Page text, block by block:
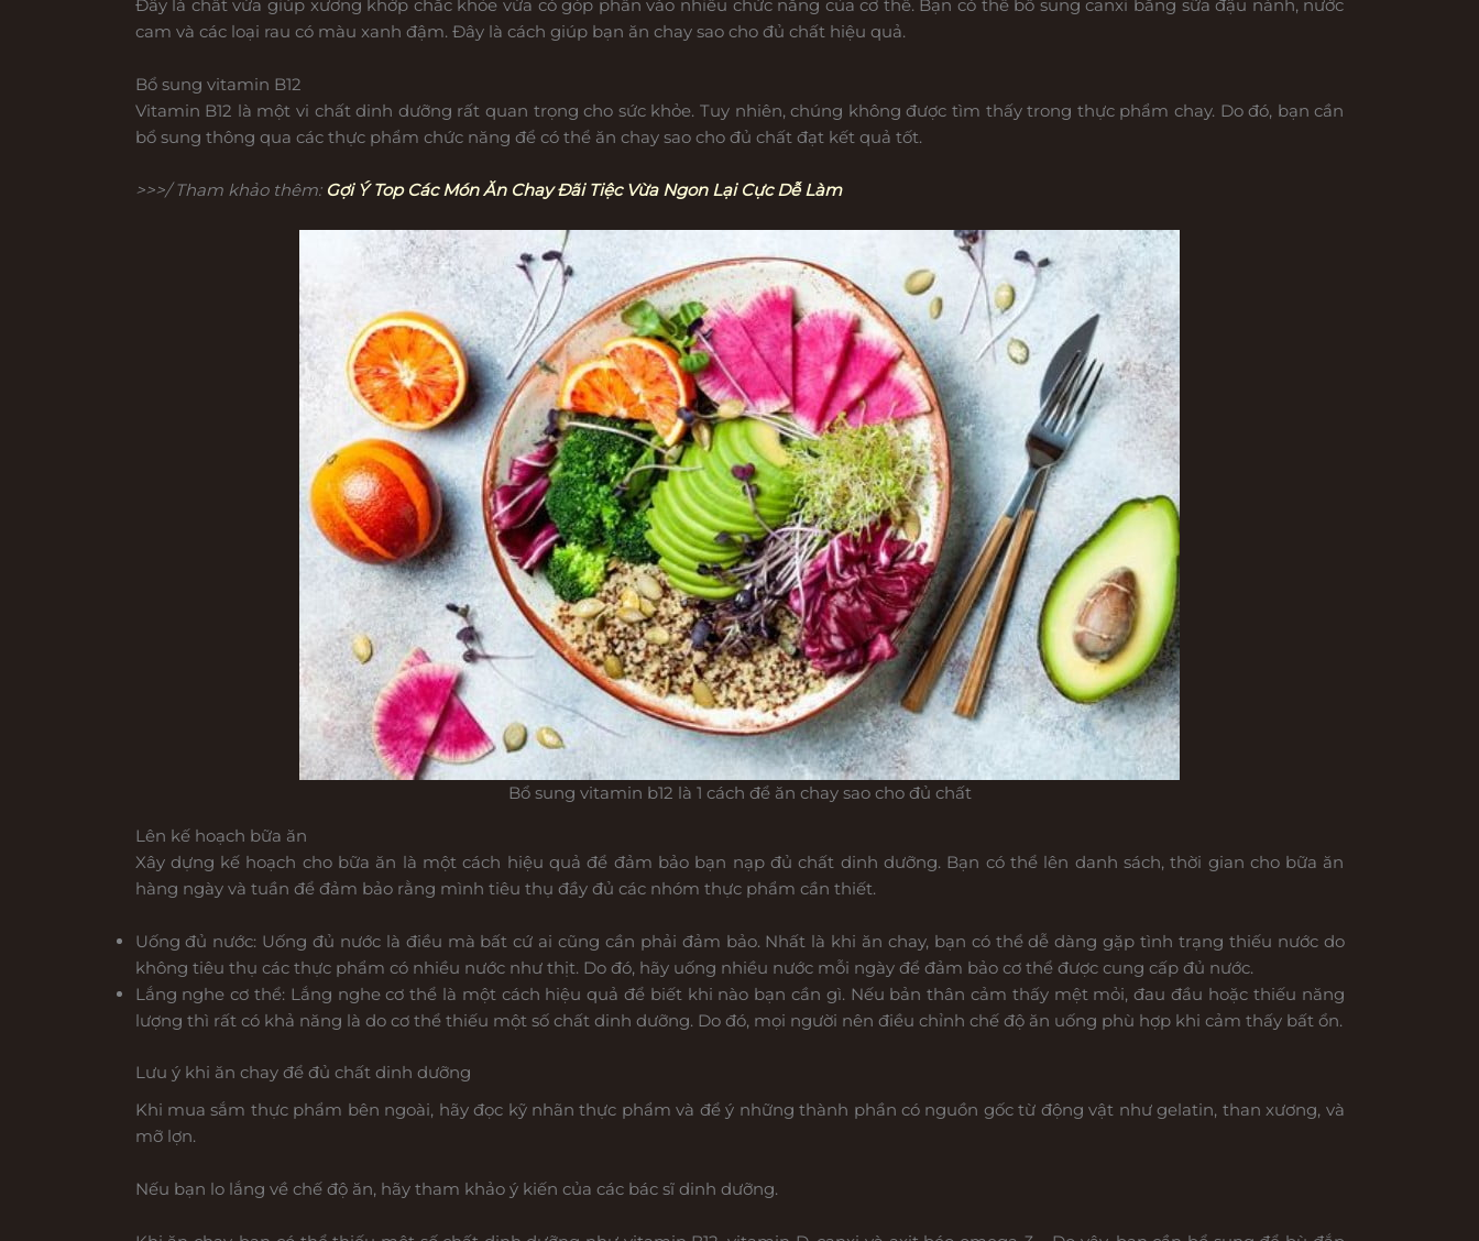
Đây là chất vừa giúp xương khớp chắc khỏe vừa có góp phần vào nhiều chức năng của cơ thể. Bạn có thể bổ sung canxi bằng sữa đậu nành, nước
cam và các loại rau có màu xanh đậm. Đây là cách giúp bạn ăn chay sao cho đủ chất hiệu quả.
Bổ sung vitamin B12
Vitamin B12 là một vi chất dinh dưỡng rất quan trọng cho sức khỏe. Tuy nhiên, chúng không được tìm thấy trong thực phẩm chay. Do đó, bạn cần
bổ sung thông qua các thực phẩm chức năng để có thể ăn chay sao cho đủ chất đạt kết quả tốt.
>>>/ Tham khảo thêm: Gợi Ý Top Các Món Ăn Chay Đãi Tiệc Vừa Ngon Lại Cực Dễ Làm
Bổ sung vitamin b12 là 1 cách để ăn chay sao cho đủ chất
Lên kế hoạch bữa ăn
Xây dựng kế hoạch cho bữa ăn là một cách hiệu quả để đảm bảo bạn nạp đủ chất dinh dưỡng. Bạn có thể lên danh sách, thời gian cho bữa ăn
hàng ngày và tuần để đảm bảo rằng mình tiêu thụ đầy đủ các nhóm thực phẩm cần thiết.
Uống đủ nước: Uống đủ nước là điều mà bất cứ ai cũng cần phải đảm bảo. Nhất là khi ăn chay, bạn có thể dễ dàng gặp tình trạng thiếu nước do
không tiêu thụ các thực phẩm có nhiều nước như thịt. Do đó, hãy uống nhiều nước mỗi ngày để đảm bảo cơ thể được cung cấp đủ nước.
Lắng nghe cơ thể: Lắng nghe cơ thể là một cách hiệu quả để biết khi nào bạn cần gì. Nếu bản thân cảm thấy mệt mỏi, đau đầu hoặc thiếu năng
lượng thì rất có khả năng là do cơ thể thiếu một số chất dinh dưỡng. Do đó, mọi người nên điều chỉnh chế độ ăn uống phù hợp khi cảm thấy bất ổn.
Lưu ý khi ăn chay để đủ chất dinh dưỡng
Khi mua sắm thực phẩm bên ngoài, hãy đọc kỹ nhãn thực phẩm và để ý những thành phần có nguồn gốc từ động vật như gelatin, than xương, và
mỡ lợn.
Nếu bạn lo lắng về chế độ ăn, hãy tham khảo ý kiến của các bác sĩ dinh dưỡng.